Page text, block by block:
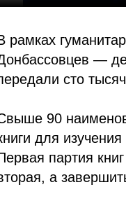
рамках
—
сто
90
для
партия
а